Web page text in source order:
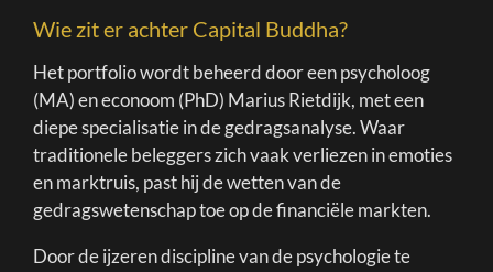
Wie zit er achter Capital Buddha?
Het portfolio wordt beheerd door een psycholoog
(MA) en econoom (PhD) Marius Rietdijk, met een
diepe specialisatie in de gedragsanalyse. Waar
traditionele beleggers zich vaak verliezen in emoties
en marktruis, past hij de wetten van de
gedragswetenschap toe op de financiële markten.
Door de ijzeren discipline van de psychologie te